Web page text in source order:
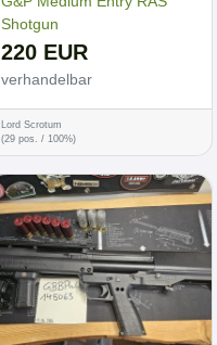
Shotgun
220 EUR
verhandelbar
Lord Scrotum
(29 pos. / 100%)